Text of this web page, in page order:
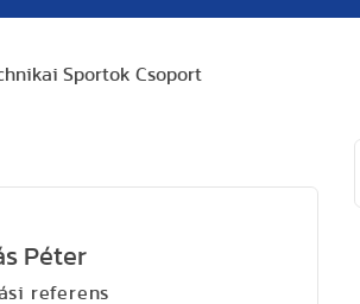
Sportok Csoport
Péter
referens